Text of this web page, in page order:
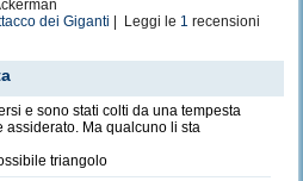
dei Giganti | Leggi le 1 recensioni
e sono stati colti da una tempesta
assiderato. Ma qualcuno li sta
triangolo